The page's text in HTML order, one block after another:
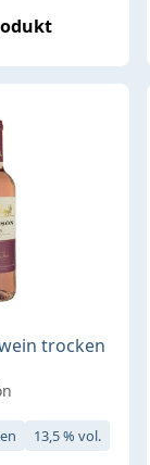
trocken
13,5 % vol.